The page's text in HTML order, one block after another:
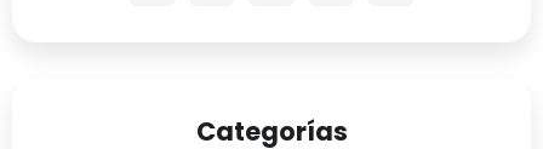
Categorías